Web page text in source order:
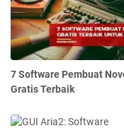
7 Software Pembuat
Gratis Terbaik